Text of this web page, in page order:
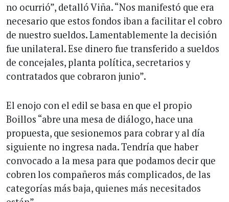
no ocurrió”, detalló Viña. “Nos manifestó que era
necesario que estos fondos iban a facilitar el cobro
de nuestro sueldos. Lamentablemente la decisión
fue unilateral. Ese dinero fue transferido a sueldos
de concejales, planta política, secretarios y
contratados que cobraron junio”.
El enojo con el edil se basa en que el propio
Boillos “abre una mesa de diálogo, hace una
propuesta, que sesionemos para cobrar y al día
siguiente no ingresa nada. Tendría que haber
convocado a la mesa para que podamos decir que
cobren los compañeros más complicados, de las
categorías más baja, quienes más necesitados